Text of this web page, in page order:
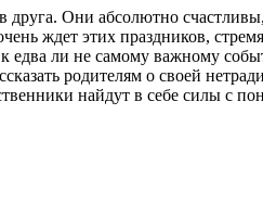
Они абсолютно
ждет этих праздников,
едва ли не самому важному
родителям о своей
найдут в себе силы с